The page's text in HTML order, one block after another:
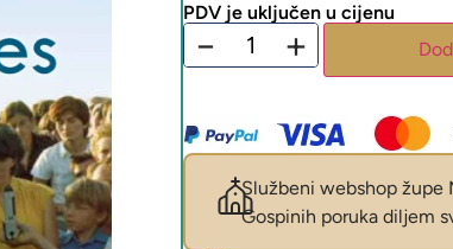
PDV je uključen u cijenu
− +
Službeni webshop župe
Gospinih poruka diljem